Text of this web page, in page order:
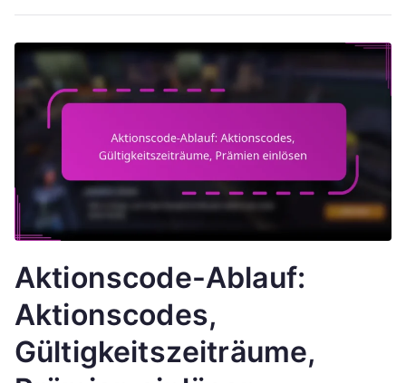
Aktionscode-Ablauf:
Aktionscodes,
Gültigkeitszeiträume,